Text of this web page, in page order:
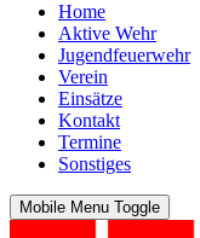
Home
Aktive Wehr
Jugendfeuerwehr
Verein
Einsätze
Kontakt
Termine
Sonstiges
Mobile Menu Toggle